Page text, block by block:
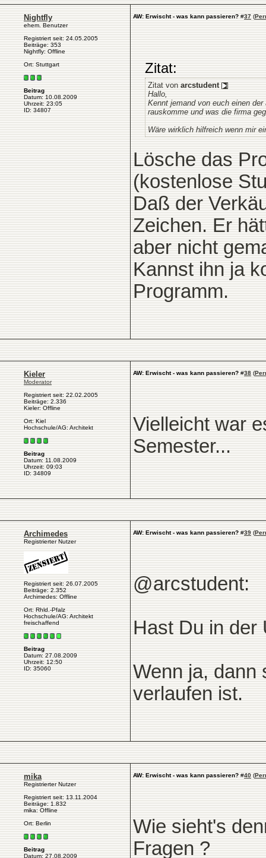
Nightfly
ehem. Benutzer
Registriert seit: 24.05.2005
Beiträge: 353
Nightfly: Offline
Ort: Stuttgart
Beitrag
Datum: 10.08.2009
Uhrzeit: 23:05
ID: 34807
AW: Erwischt - was kann passieren? #37 (
Zitat:
Zitat von arcstudent
Hallo,
Kennt jemand von euch einen
rauskomme und was die firma
Wäre wirklich hilfreich wenn mir
Lösche das
(kostenlose
Daß der
Zeichen. Er
aber nicht
Kannst ihn ja
Programm.
Kieler
Moderator
Registriert seit: 22.02.2005
Beiträge: 2.336
Kieler: Offline
Ort: Kiel
Hochschule/AG: Architekt
Beitrag
Datum: 11.08.2009
Uhrzeit: 09:03
ID: 34809
AW: Erwischt - was kann passieren? #38 (
Vielleicht war
Semester...
Archimedes
Registrierter Nutzer
Registriert seit: 26.07.2005
Beiträge: 2.352
Archimedes: Offline
Ort: Rhld.-Pfalz
Hochschule/AG: Architekt
freischaffend
Beitrag
Datum: 27.08.2009
Uhrzeit: 12:50
ID: 35060
AW: Erwischt - was kann passieren? #39 (
@arcstudent:
Hast Du in der
Wenn ja, dann
verlaufen ist.
mika
Registrierter Nutzer
Registriert seit: 13.11.2004
Beiträge: 1.832
mika: Offline
Ort: Berlin
Beitrag
Datum: 27.08.2009
AW: Erwischt - was kann passieren? #40 (
Wie sieht's
Fragen ?